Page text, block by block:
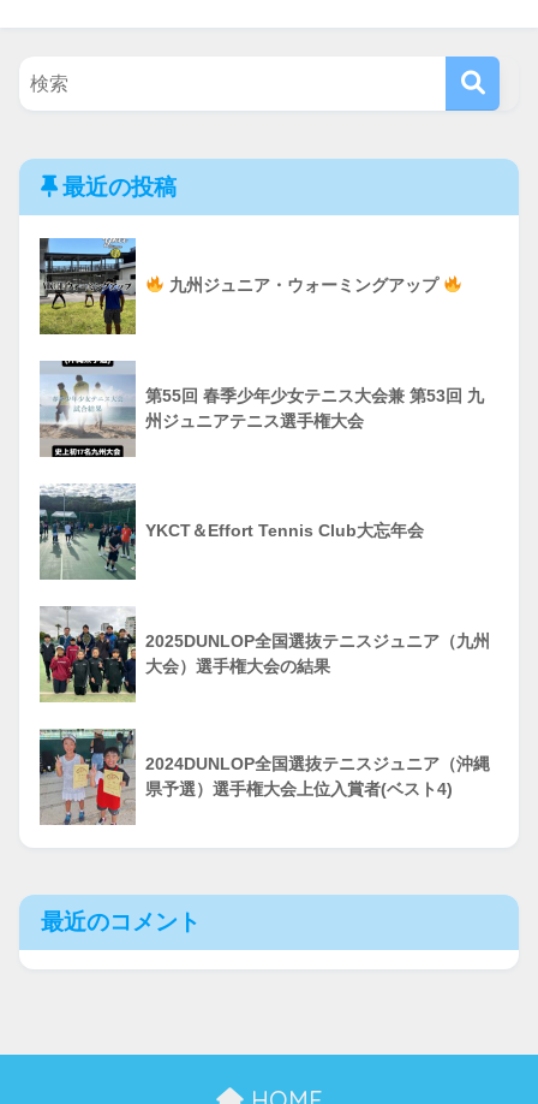
最近の投稿
九州ジュニア・ウォーミングアップ
第55回 春季少年少女テニス大会兼 第53回 九
州ジュニアテニス選手権大会
YKCT＆Effort Tennis Club大忘年会
2025DUNLOP全国選抜テニスジュニア（九州
大会）選手権大会の結果
2024DUNLOP全国選抜テニスジュニア（沖縄
県予選）選手権大会上位入賞者(ベスト4)
最近のコメント